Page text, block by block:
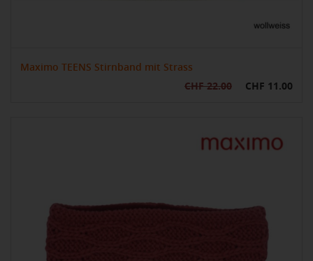
Maximo TEENS Stirnband mit Strass
CHF 22.00
CHF 11.00